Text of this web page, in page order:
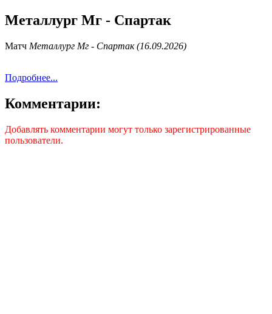
Металлург Мг - Спартак
Матч Металлург Мг - Спартак (16.09.2026)
Подробнее...
Комментарии:
Добавлять комментарии могут только зарегистрированные
пользователи.